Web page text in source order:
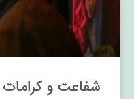
شفاعت و